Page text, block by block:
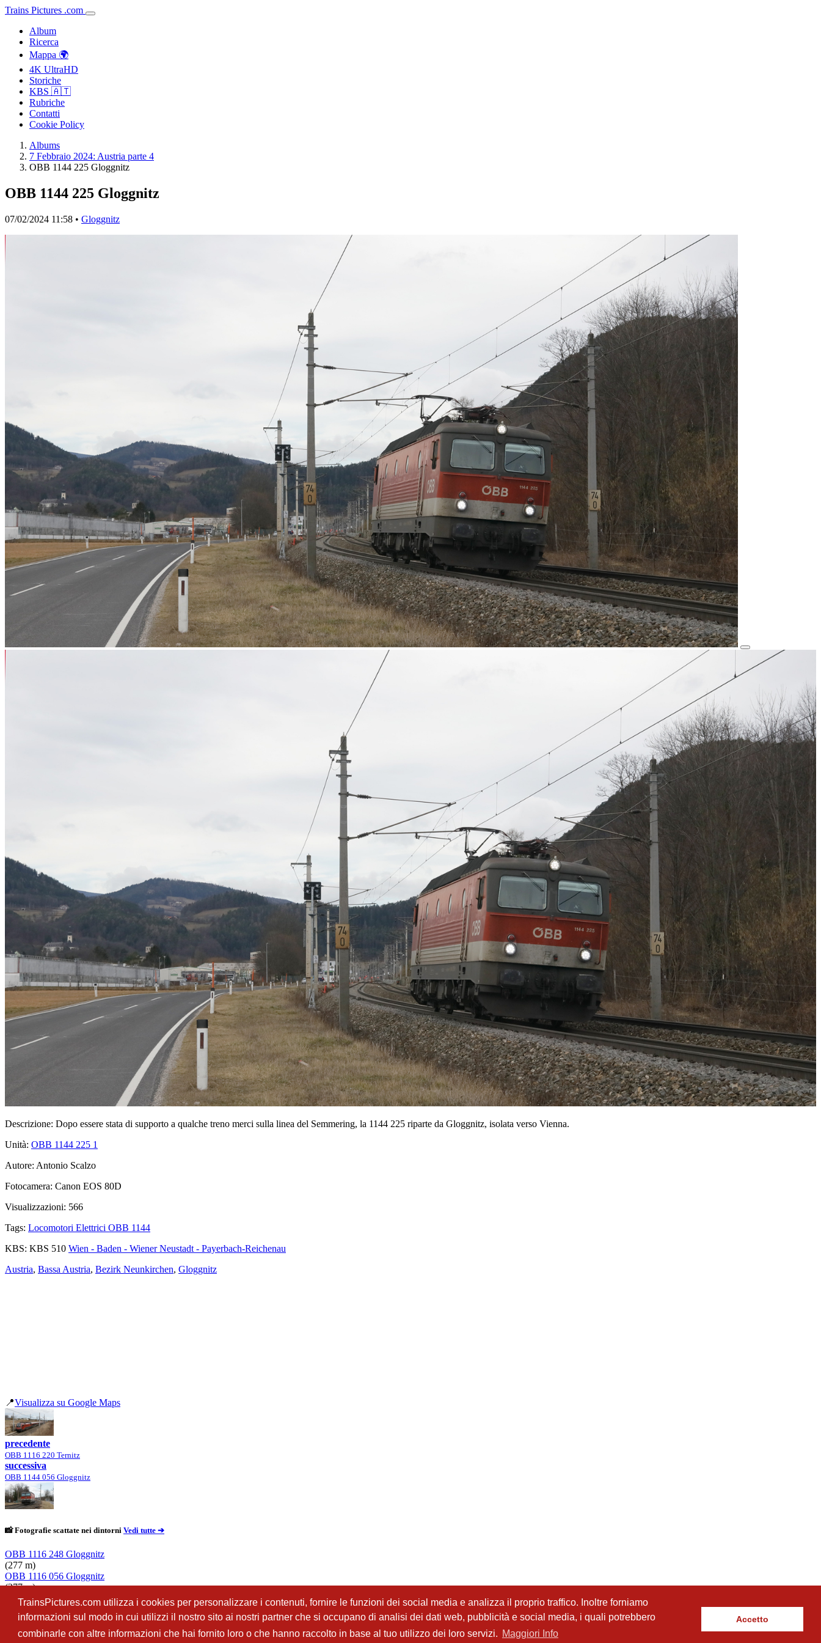
TrainsPictures.com utilizza i cookies per personalizzare i contenuti, fornire le funzioni dei social media e analizza il proprio traffico. Inoltre forniamo
informazioni sul modo in cui utilizzi il nostro sito ai nostri partner che si occupano di analisi dei dati web, pubblicità e social media, i quali potrebbero
combinarle con altre informazioni che hai fornito loro o che hanno raccolto in base al tuo utilizzo dei loro servizi. Maggiori Info
Accetto
Trains Pictures .com
Album
Ricerca
Mappa 🌍
4K UltraHD
Storiche
KBS 🇦🇹
Rubriche
Contatti
Cookie Policy
Albums
7 Febbraio 2024: Austria parte 4
OBB 1144 225 Gloggnitz
OBB 1144 225 Gloggnitz
07/02/2024 11:58 • Gloggnitz
Descrizione: Dopo essere stata di supporto a qualche treno merci sulla linea del Semmering, la 1144 225 riparte da Gloggnitz, isolata verso Vienna.
Unità: OBB 1144 225 1
Autore: Antonio Scalzo
Fotocamera: Canon EOS 80D
Visualizzazioni: 566
Tags: Locomotori Elettrici OBB 1144
KBS: KBS 510 Wien - Baden - Wiener Neustadt - Payerbach-Reichenau
Austria, Bassa Austria, Bezirk Neunkirchen, Gloggnitz
📍Visualizza su Google Maps
precedente
OBB 1116 220 Ternitz
successiva
OBB 1144 056 Gloggnitz
📸 Fotografie scattate nei dintorni Vedi tutte ➔
OBB 1116 248 Gloggnitz
(277 m)
OBB 1116 056 Gloggnitz
(277 m)
OBB 4746 065 Gloggnitz
(277 m)
OBB 1116 250 Gloggnitz
(277 m)